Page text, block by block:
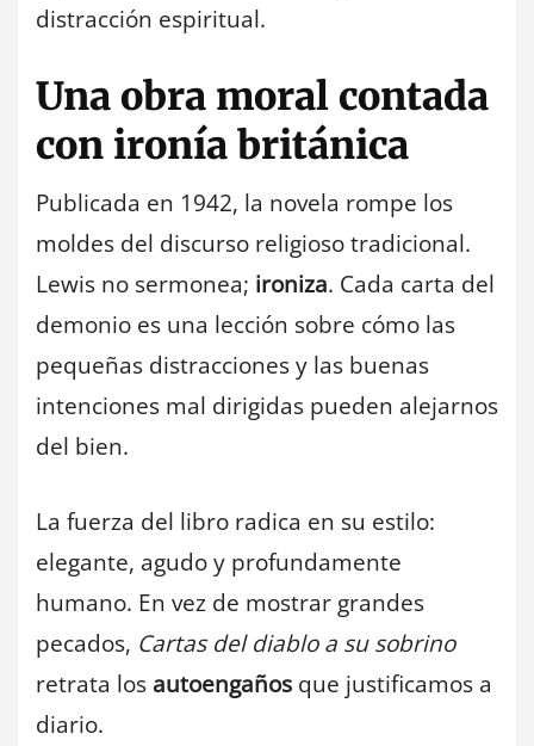
distracción espiritual.
Una obra moral contada
con ironía británica
Publicada en 1942, la novela rompe los
moldes del discurso religioso tradicional.
Lewis no sermonea; ironiza. Cada carta del
demonio es una lección sobre cómo las
pequeñas distracciones y las buenas
intenciones mal dirigidas pueden alejarnos
del bien.
La fuerza del libro radica en su estilo:
elegante, agudo y profundamente
humano. En vez de mostrar grandes
pecados, Cartas del diablo a su sobrino
retrata los autoengaños que justificamos a
diario.